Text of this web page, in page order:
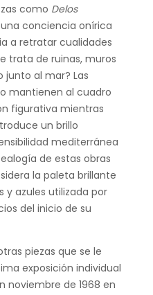
como Delos
conciencia onírica
a retratar cualidades
trata de ruinas, muros
junto al mar? Las
mantienen al cuadro
figurativa mientras
un brillo
mediterránea
de estas obras
la paleta brillante
y azules utilizada por
del inicio de su
piezas que se le
exposición individual
noviembre de 1968 en